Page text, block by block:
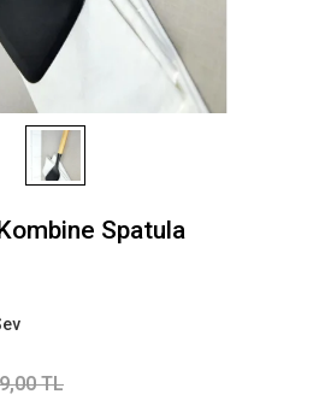
Spatula
TL